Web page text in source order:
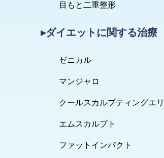
目もと二重整形
▸ダイエットに関する治療
ゼニカル
マンジャロ
クールスカルプティングエ
エムスカルプト
ファットインパクト